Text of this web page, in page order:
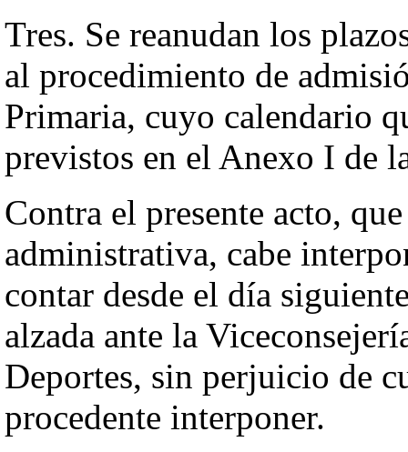
Tres. Se reanudan los
al procedimiento de
Primaria, cuyo calendario
previstos en el Anexo I de
Contra el presente acto,
administrativa, cabe
contar desde el día
alzada ante la
Deportes, sin perjuicio de
procedente interponer.